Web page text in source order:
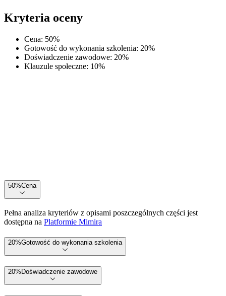
Kryteria oceny
Cena: 50%
Gotowość do wykonania szkolenia: 20%
Doświadczenie zawodowe: 20%
Klauzule społeczne: 10%
50%Cena
Pełna analiza kryteriów z opisami poszczególnych części jest
dostępna na Platformie Mimira
20%Gotowość do wykonania szkolenia
20% Doświadczenie zawodowe